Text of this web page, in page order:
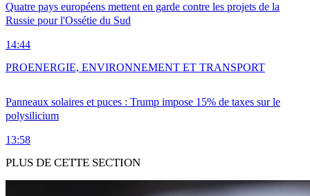
Quatre pays européens mettent en garde contre les projets de la
Russie pour l'Ossétie du Sud
14:44
Panneaux solaires et puces : Trump impose 15% de taxes sur le
polysilicium
13:58
PROENERGIE, ENVIRONNEMENT ET TRANSPORT
PLUS DE CETTE SECTION